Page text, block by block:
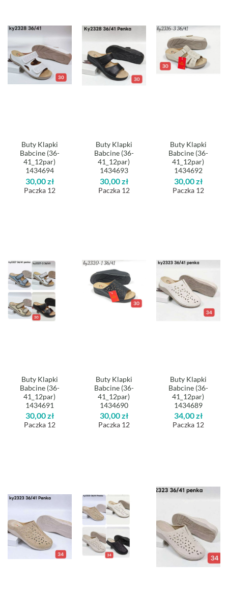
Buty Klapki
Babcine (36-
41_12par)
1434694
30,00zł
Paczka 12
Buty Klapki
Babcine (36-
41_12par)
1434693
30,00zł
Paczka 12
Buty Klapki
Babcine (36-
41_12par)
1434692
30,00zł
Paczka 12
Buty Klapki
Babcine (36-
41_12par)
1434691
30,00zł
Paczka 12
Buty Klapki
Babcine (36-
41_12par)
1434690
30,00zł
Paczka 12
Buty Klapki
Babcine (36-
41_12par)
1434689
34,00zł
Paczka 12